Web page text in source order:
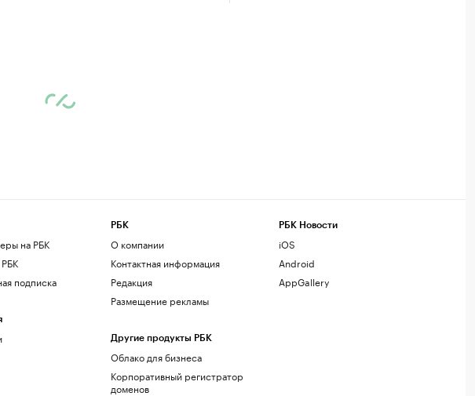
на РБК
подписка
РБК
О компании
Контактная информация
Редакция
Размещение рекламы
Другие продукты РБК
Облако для бизнеса
Корпоративный регистратор
доменов
РБК Новости
iOS
Android
AppGallery